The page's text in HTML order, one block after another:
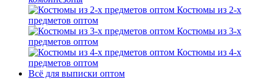
Костюмы из 2-х
предметов оптом
Костюмы из 3-х
предметов оптом
Костюмы из 4-х
предметов оптом
Всё для выписки оптом